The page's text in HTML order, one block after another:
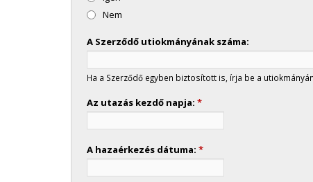
Nem
A Szerződő utiokmányának száma:
Ha a Szerződő egyben biztosított is, írja be a
Az utazás kezdő napja:*
A hazaérkezés dátuma:*